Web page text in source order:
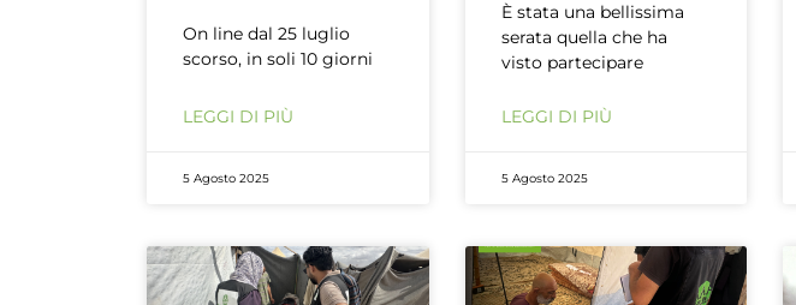
On line dal 25 luglio
scorso, in soli 10 giorni
LEGGI DI PIÙ
5 Agosto 2025
È stata una bellissima
serata quella che ha
visto partecipare
LEGGI DI PIÙ
5 Agosto 2025